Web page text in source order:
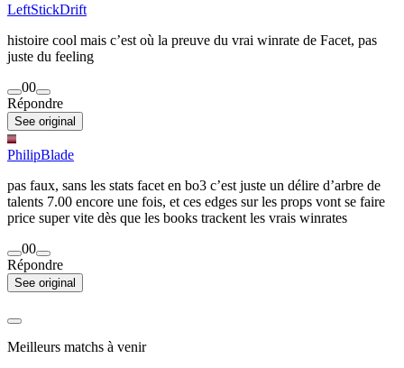
LeftStickDrift
histoire cool mais c’est où la preuve du vrai winrate de Facet, pas
juste du feeling
00
Répondre
See original
PhilipBlade
pas faux, sans les stats facet en bo3 c’est juste un délire d’arbre de
talents 7.00 encore une fois, et ces edges sur les props vont se faire
price super vite dès que les books trackent les vrais winrates
00
Répondre
See original
Meilleurs matchs à venir